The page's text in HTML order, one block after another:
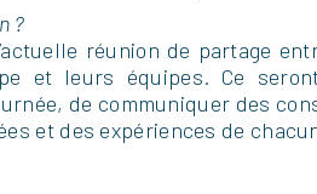
?
réunion de partage
et leurs équipes. Ce
de communiquer des
et des expériences de